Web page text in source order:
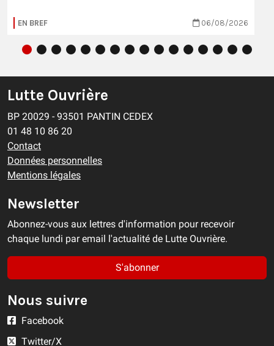
EN BREF 06/08/2026
Lutte Ouvrière
BP 20029 - 93501 PANTIN CEDEX
01 48 10 86 20
Contact
Données personnelles
Mentions légales
Newsletter
Abonnez-vous aux lettres d'information pour recevoir
chaque lundi par email l'actualité de Lutte Ouvrière.
S'abonner
Nous suivre
Facebook
Twitter/X